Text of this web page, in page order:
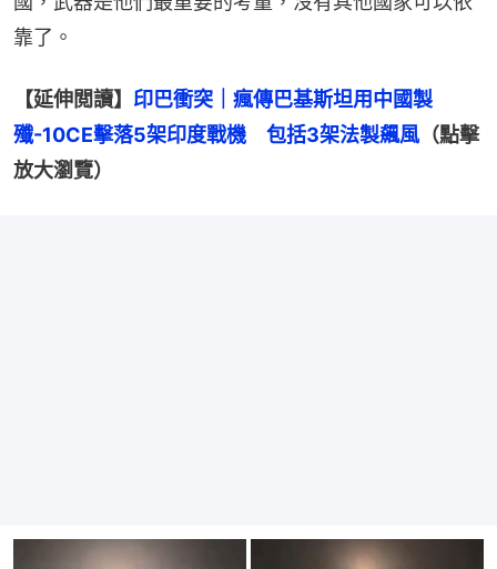
靠了。
【延伸閲讀】 印巴衝突｜瘋傳巴基斯坦用中國製
殲-10CE擊落5架印度戰機　包括3架法製飆風 （點擊
放大瀏覽）